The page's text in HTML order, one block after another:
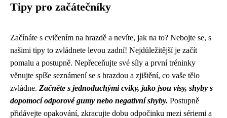
Tipy pro začátečníky
Začínáte s cvičením na hrazdě a nevíte, jak na to? Nebojte se, s
našimi tipy to zvládnete levou zadní! Nejdůležitější je začít
pomalu a postupně. Nepřeceňujte své síly a první tréninky
věnujte spíše seznámení se s hrazdou a zjištění, co vaše tělo
zvládne. Začněte s jednoduchými cviky, jako jsou visy, shyby s
dopomocí odporové gumy nebo negativní shyby. Postupně
přidávejte opakování, zkracujte dobu odpočinku mezi sériemi a